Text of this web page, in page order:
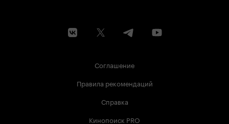
Соглашение
Правила рекомендаций
Справка
Кинопоиск PRO